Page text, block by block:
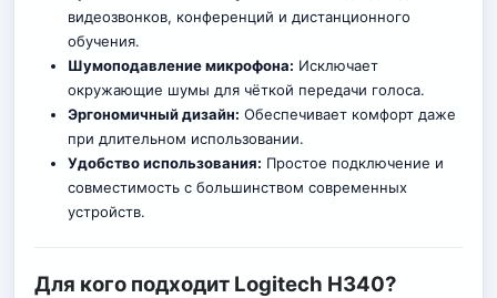
видеозвонков, конференций и дистанционного
обучения.
Шумоподавление микрофона: Исключает
окружающие шумы для чёткой передачи голоса.
Эргономичный дизайн: Обеспечивает комфорт даже
при длительном использовании.
Удобство использования: Простое подключение и
совместимость с большинством современных
устройств.
Для кого подходит Logitech H340?